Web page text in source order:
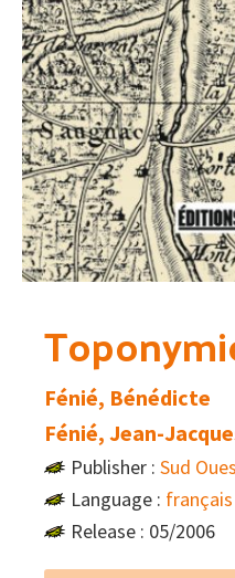
Fénié, Bénédicte
Fénié, Jean-
Publisher : Sud
Language : français
Release : 05/2006